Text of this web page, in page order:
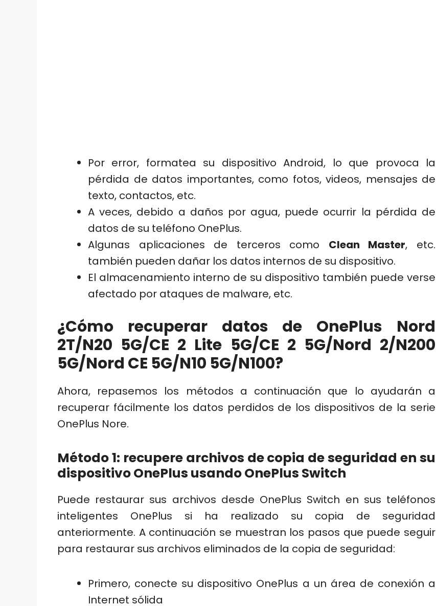
Por error, formatea su dispositivo Android, lo que provoca la
pérdida de datos importantes, como fotos, videos, mensajes de
texto, contactos, etc.
A veces, debido a daños por agua, puede ocurrir la pérdida de
datos de su teléfono OnePlus.
Algunas aplicaciones de terceros como Clean Master, etc.
también pueden dañar los datos internos de su dispositivo.
El almacenamiento interno de su dispositivo también puede verse
afectado por ataques de malware, etc.
¿Cómo recuperar datos de OnePlus Nord
2T/N20 5G/CE 2 Lite 5G/CE 2 5G/Nord 2/N200
5G/Nord CE 5G/N10 5G/N100?
Ahora, repasemos los métodos a continuación que lo ayudarán a
recuperar fácilmente los datos perdidos de los dispositivos de la serie
OnePlus Nore.
Método 1: recupere archivos de copia de seguridad en su
dispositivo OnePlus usando OnePlus Switch
Puede restaurar sus archivos desde OnePlus Switch en sus teléfonos
inteligentes OnePlus si ha realizado su copia de seguridad
anteriormente. A continuación se muestran los pasos que puede seguir
para restaurar sus archivos eliminados de la copia de seguridad:
Primero, conecte su dispositivo OnePlus a un área de conexión a
Internet sólida